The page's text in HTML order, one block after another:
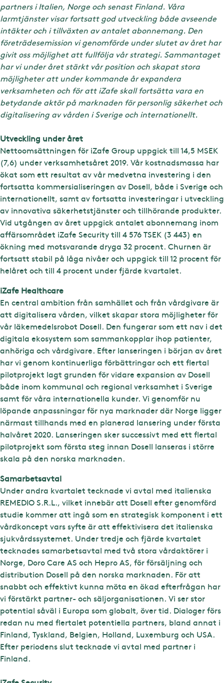
partners i Italien, Norge och senast Finland. Våra
larmtjänster visar fortsatt god utveckling både avseende
intäkter och i tillväxten av antalet abonnemang. Den
företrädesemission vi genomförde under slutet av året har
givit oss möjlighet att fullfölja vår strategi. Sammantaget
har vi under året stärkt vår position och skapat stora
möjligheter att under kommande år expandera
verksamheten och för att iZafe skall fortsätta vara en
betydande aktör på marknaden för personlig säkerhet och
digitalisering av vården i Sverige och internationellt.
Utveckling under året
Nettoomsättningen för iZafe Group uppgick till 14,5 MSEK
(7,6) under verksamhetsåret 2019. Vår kostnadsmassa har
ökat som ett resultat av vår medvetna investering i den
fortsatta kommersialiseringen av Dosell, både i Sverige och
internationellt, samt av fortsatta investeringar i utveckling
av innovativa säkerhetstjänster och tillhörande produkter.
Vid utgången av året uppgick antalet abonnemang inom
affärsområdet iZafe Security till 4 576 TSEK (3 443) en
ökning med motsvarande dryga 32 procent. Churnen är
fortsatt stabil på låga nivåer och uppgick till 12 procent för
helåret och till 4 procent under fjärde kvartalet.
iZafe Healthcare
En central ambition från samhället och från vårdgivare är
att digitalisera vården, vilket skapar stora möjligheter för
vår läkemedelsrobot Dosell. Den fungerar som ett nav i det
digitala ekosystem som sammankopplar ihop patienter,
anhöriga och vårdgivare. Efter lanseringen i början av året
har vi genom kontinuerliga förbättringar och ett flertal
pilotprojekt lagt grunden för vidare expansion av Dosell
både inom kommunal och regional verksamhet i Sverige
samt för våra internationella kunder. Vi genomför nu
löpande anpassningar för nya marknader där Norge ligger
närmast tillhands med en planerad lansering under första
halvåret 2020. Lanseringen sker successivt med ett flertal
pilotprojekt som första steg innan Dosell lanseras i större
skala på den norska marknaden.
Samarbetsavtal
Under andra kvartalet tecknade vi avtal med italienska
REMEDIO S.R.L., vilket innebär att Dosell efter genomförd
studie kommer att ingå som en strategisk komponent i ett
vårdkoncept vars syfte är att effektivisera det italienska
sjukvårdssystemet. Under tredje och fjärde kvartalet
tecknades samarbetsavtal med två stora vårdaktörer i
Norge, Doro Care AS och Hepro AS, för försäljning och
distribution Dosell på den norska marknaden. För att
snabbt och effektivt kunna möta en ökad efterfrågan har
vi förstärkt partner- och säljorganisationen. Vi ser stor
potential såväl i Europa som globalt, över tid. Dialoger förs
redan nu med flertalet potentiella partners, bland annat i
Finland, Tyskland, Belgien, Holland, Luxemburg och USA.
Efter periodens slut tecknade vi avtal med partner i
Finland.